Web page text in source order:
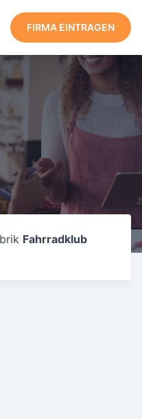
FIRMA EINTRAGEN
Fahrradklub